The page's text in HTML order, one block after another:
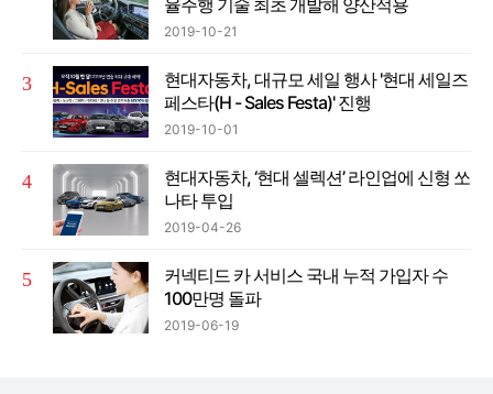
2019-10-21
현대자동차, 대규모 세일 행사 '현대 세일즈
페스타(H - Sales Festa)' 진행
2019-10-01
현대자동차, ‘현대 셀렉션’ 라인업에 신형 쏘
나타 투입
2019-04-26
커넥티드 카 서비스 국내 누적 가입자 수
100만명 돌파
2019-06-19